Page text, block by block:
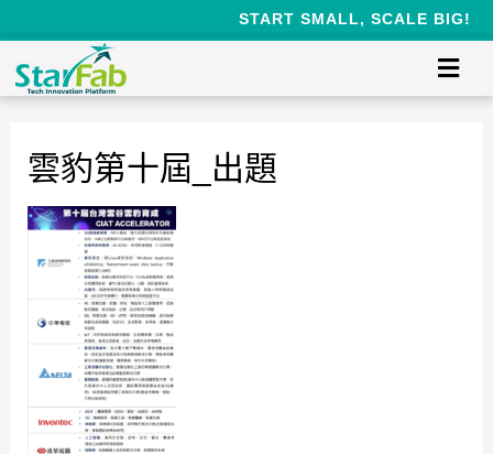
START SMALL, SCALE BIG!
雲豹第十屆_出題